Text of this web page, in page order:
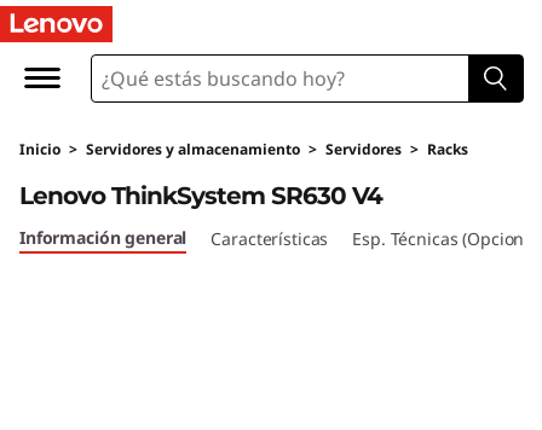
M
x
m
Inicio > Servidores y almacenamiento > Servidores > Racks
Lenovo ThinkSystem SR630 V4
Información general Características Esp. Técnicas